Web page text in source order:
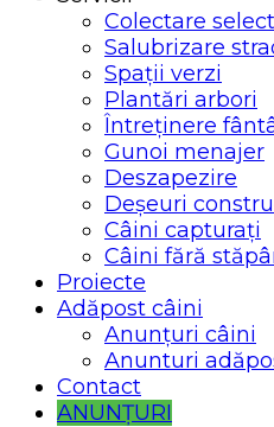
Colectare
Salubrizare
Spații verzi
Plantări arbori
Întreținere
Gunoi menajer
Deszapezire
Deșeuri
Câini capturați
Câini fără
Proiecte
Adăpost câini
Anunțuri câini
Anunturi
Contact
ANUNȚURI